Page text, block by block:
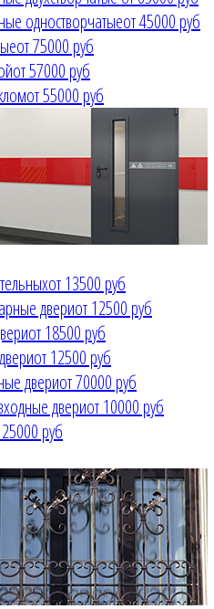
одностворчатыеот 45000 руб
от 75000 руб
от 57000 руб
от 55000 руб
от 13500 руб
двериот 12500 руб
от 18500 руб
от 12500 руб
двериот 70000 руб
двериот 10000 руб
руб